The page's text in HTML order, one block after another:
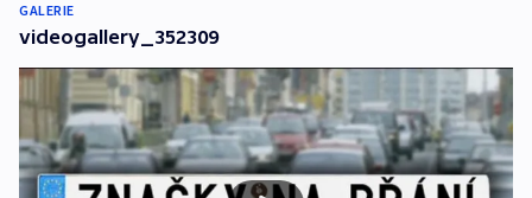
GALERIE
videogallery_352309